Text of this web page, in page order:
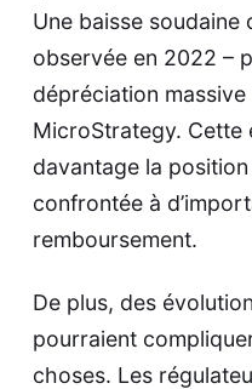
Une baisse soudaine
observée en 2022 –
dépréciation
MicroStrategy. Cette
davantage la
confrontée à
remboursement.
De plus, des
pourraient
choses. Les